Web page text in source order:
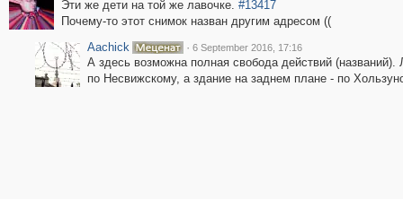
Эти же дети на той же лавочке. #13417
Почему-то этот снимок назван другим адресом ((
Aachick
· 6 September 2016, 17:16
А здесь возможна полная свобода действий (названий).
по Несвижскому, а здание на заднем плане - по